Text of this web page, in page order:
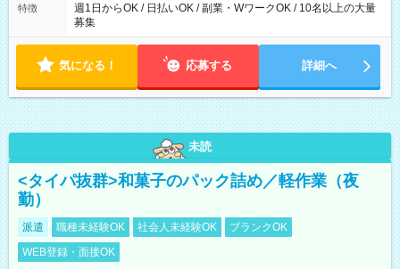
特徴
週1日からOK / 日払いOK / 副業・WワークOK / 10名以上の大量
募集
気になる！ 応募する 詳細へ
未読
<タイパ抜群>和菓子のパック詰め／軽作業（夜
勤）
派遣 職種未経験OK 社会人未経験OK
ブランクOK
WEB登録・面接OK